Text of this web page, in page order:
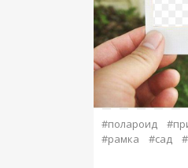
#полароид
#рамка
#сад